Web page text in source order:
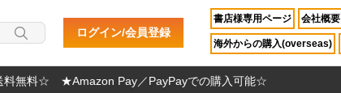
ログイン/会員登録
書店様専用ページ 会社概要
海外からの購入(overseas)
料無料☆ ★Amazon Pay／PayPayでの購入可能☆